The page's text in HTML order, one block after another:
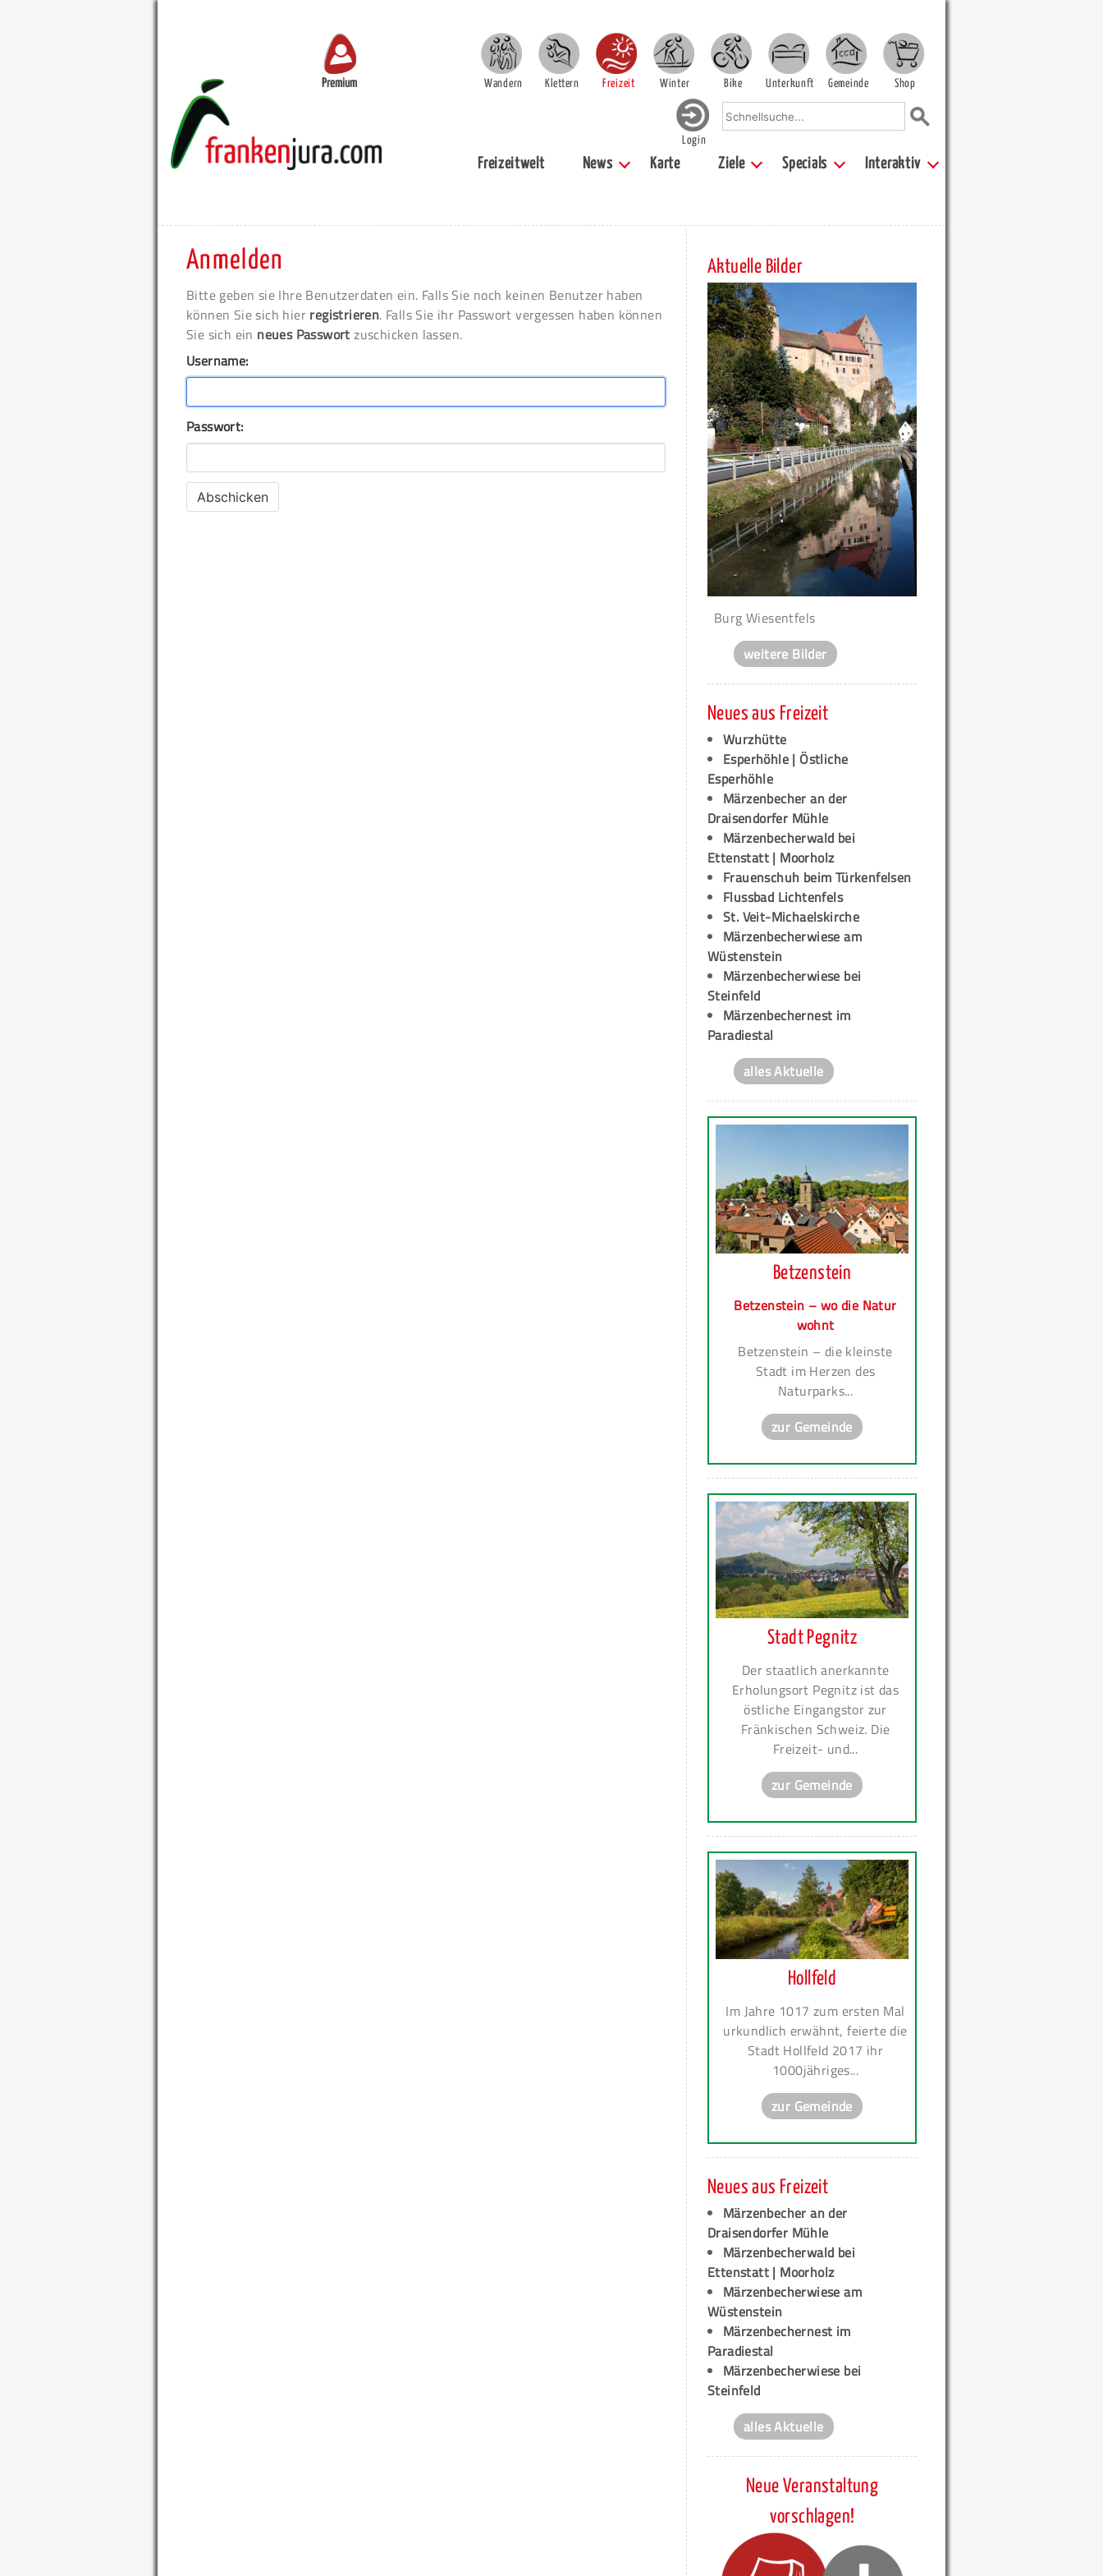
Premium Wandern Klettern Freizeit Winter Bike Unterkunft Gemeinde Shop
Login
Freizeitwelt News Karte Ziele Specials Interaktiv
Anmelden
Bitte geben sie Ihre Benutzerdaten ein. Falls Sie noch keinen Benutzer haben
können Sie sich hier registrieren. Falls Sie ihr Passwort vergessen haben können
Sie sich ein neues Passwort zuschicken lassen.
Username:
Passwort:
Aktuelle Bilder
Burg Wiesentfels
weitere Bilder
Neues aus Freizeit
Wurzhütte
Esperhöhle | Östliche
Esperhöhle
Märzenbecher an der
Draisendorfer Mühle
Märzenbecherwald bei
Ettenstatt | Moorholz
Frauenschuh beim Türkenfelsen
Flussbad Lichtenfels
St. Veit-Michaelskirche
Märzenbecherwiese am
Wüstenstein
Märzenbecherwiese bei
Steinfeld
Märzenbechernest im
Paradiestal
alles Aktuelle
Betzenstein
Betzenstein – wo die Natur
wohnt
Betzenstein – die kleinste
Stadt im Herzen des
Naturparks...
zur Gemeinde
Stadt Pegnitz
Der staatlich anerkannte
Erholungsort Pegnitz ist das
östliche Eingangstor zur
Fränkischen Schweiz. Die
Freizeit- und...
zur Gemeinde
Hollfeld
Im Jahre 1017 zum ersten Mal
urkundlich erwähnt, feierte die
Stadt Hollfeld 2017 ihr
1000jähriges...
zur Gemeinde
Neues aus Freizeit
Märzenbecher an der
Draisendorfer Mühle
Märzenbecherwald bei
Ettenstatt | Moorholz
Märzenbecherwiese am
Wüstenstein
Märzenbechernest im
Paradiestal
Märzenbecherwiese bei
Steinfeld
alles Aktuelle
Neue Veranstaltung
vorschlagen!